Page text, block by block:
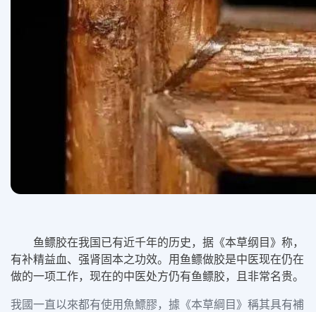
鱼鳔胶在我国已有近千年的历史，据《本草纲目》称，
有补精益血、强肾固本之功效。用鱼鳔做胶是中医现在仍在
做的一项工作，现在的中医处方仍有鱼鳔胶，且非常名贵。
我國一直以來都有使用魚鰾膠，據《本草綱目》稱其具有補